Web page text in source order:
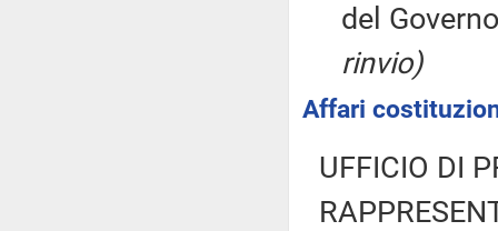
del
rinvio)
Affari
UFFICIO DI